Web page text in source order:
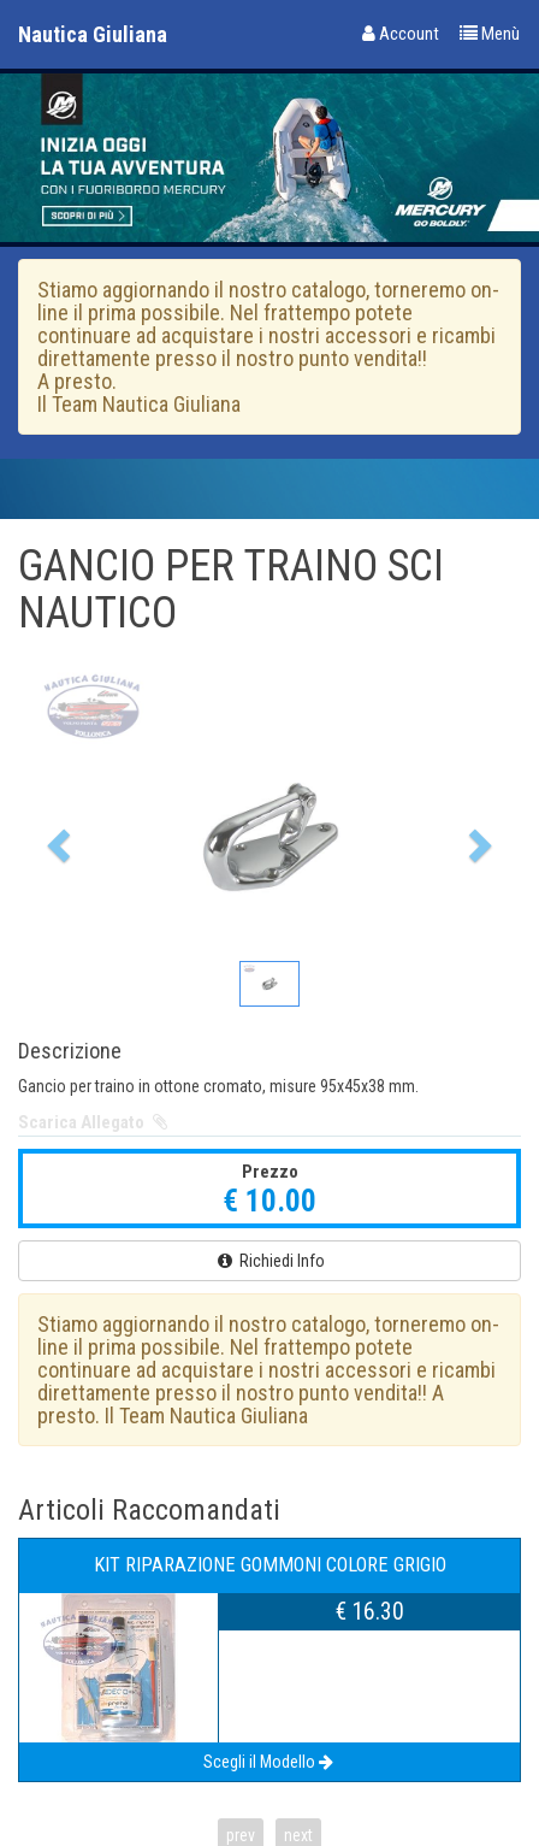
Menù
Account
Nautica Giuliana
Stiamo aggiornando il nostro catalogo, torneremo on-
line il prima possibile. Nel frattempo potete
continuare ad acquistare i nostri accessori e ricambi
direttamente presso il nostro punto vendita!!
A presto.
Il Team Nautica Giuliana
GANCIO PER TRAINO SCI
NAUTICO
Descrizione
Gancio per traino in ottone cromato, misure 95x45x38 mm.
Scarica Allegato
Prezzo
€ 10.00
Richiedi Info
Stiamo aggiornando il nostro catalogo, torneremo on-
line il prima possibile. Nel frattempo potete
continuare ad acquistare i nostri accessori e ricambi
direttamente presso il nostro punto vendita!! A
presto. Il Team Nautica Giuliana
Articoli Raccomandati
KIT RIPARAZIONE GOMMONI COLORE GRIGIO
€ 16.30
Scegli il Modello
prev next